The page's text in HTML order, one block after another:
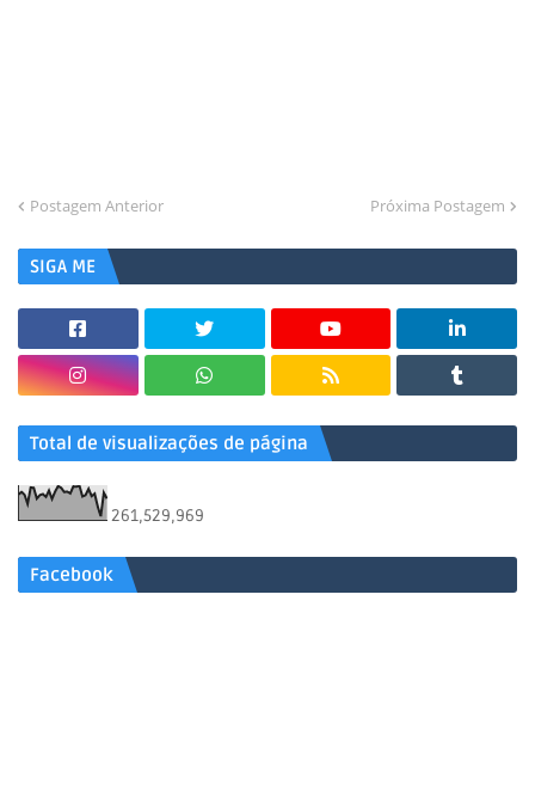
Postagem Anterior Próxima Postagem
SIGA ME
Total de visualizações de página
261,529,969
Facebook